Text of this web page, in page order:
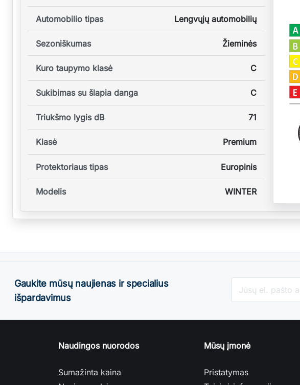
Automobilio tipas Lengvųjų automobilių
Sezoniškumas Žieminės
Kuro taupymo klasė C
Sukibimas su šlapia danga C
Triukšmo lygis dB 71
Klasė Premium
Protektoriaus tipas Europinis
Modelis WINTER
Gaukite mūsų naujienas ir specialius
išpardavimus
Naudingos nuorodos
Sumažinta kaina
Mūsų įmonė
Pristatymas